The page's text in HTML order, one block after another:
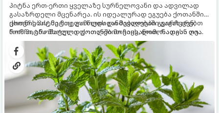
პიტნა ერთ-ერთი ყველაზე სურნელოვანი და ადვილად
გასაზრდელი მცენარეა. ის იდეალურად ეგუება ქოთანში
ცხოვრებას, მეტიც, გამოცდილი მებაღეები გვირჩევენ,
რომ პიტნა მხოლოდ ქოთანში მოვიყვანოთ, რადგან ღია
გრუნტში (ბაღში) დარგვისას ის ფესვებით ძალიან
სწრაფად ვრცელდება და სხვა მცენარეებს ავიწროებს.
ქოთნის პიტნა მთელი წლის განმავლობაში გაგახარებთ
ნორჩი, არომატული ფოთლებით ჩაის, ლიმონათისა თუ
კერძებისთვის.